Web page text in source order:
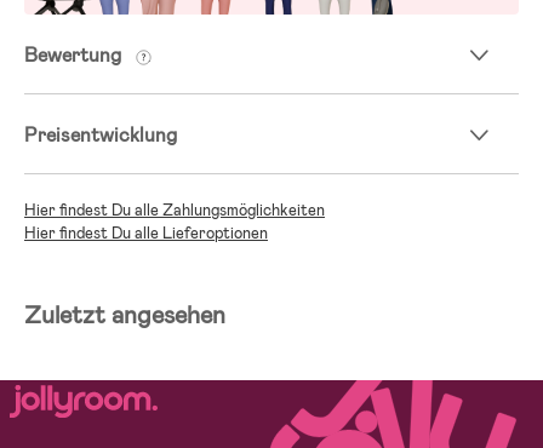
Bewertung
Preisentwicklung
Hier findest Du alle Zahlungsmöglichkeiten
Hier findest Du alle Lieferoptionen
Zuletzt angesehen